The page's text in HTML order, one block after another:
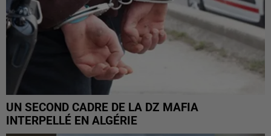
UN SECOND CADRE DE LA DZ MAFIA
INTERPELLÉ EN ALGÉRIE